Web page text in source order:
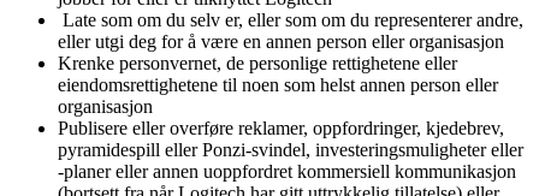
Late som om du selv er, eller som om du representerer andre,
eller utgi deg for å være en annen person eller organisasjon
Krenke personvernet, de personlige rettighetene eller
eiendomsrettighetene til noen som helst annen person eller
organisasjon
Publisere eller overføre reklamer, oppfordringer, kjedebrev,
pyramidespill eller Ponzi-svindel, investeringsmuligheter eller
-planer eller annen uoppfordret kommersiell kommunikasjon